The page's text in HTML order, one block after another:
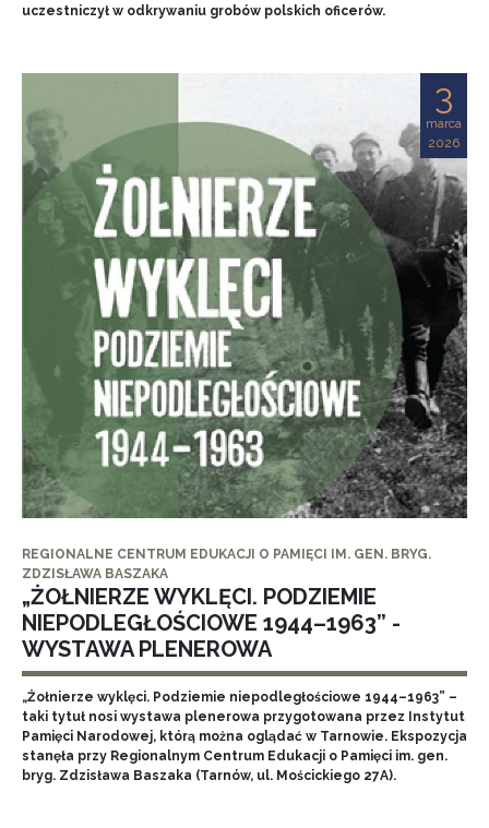
uczestniczył w odkrywaniu grobów polskich oficerów.
3
marca
2026
REGIONALNE CENTRUM EDUKACJI O PAMIĘCI IM. GEN. BRYG.
ZDZISŁAWA BASZAKA
„ŻOŁNIERZE WYKLĘCI. PODZIEMIE
NIEPODLEGŁOŚCIOWE 1944–1963” -
WYSTAWA PLENEROWA
„Żołnierze wyklęci. Podziemie niepodległościowe 1944–1963” –
taki tytuł nosi wystawa plenerowa przygotowana przez Instytut
Pamięci Narodowej, którą można oglądać w Tarnowie. Ekspozycja
stanęła przy Regionalnym Centrum Edukacji o Pamięci im. gen.
bryg. Zdzisława Baszaka (Tarnów, ul. Mościckiego 27A).